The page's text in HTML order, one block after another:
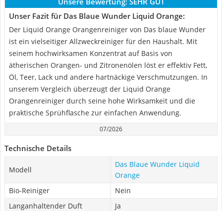
Unser Fazit für Das Blaue Wunder Liquid Orange:
Der Liquid Orange Orangenreiniger von Das blaue Wunder
ist ein vielseitiger Allzweckreiniger für den Haushalt. Mit
seinem hochwirksamen Konzentrat auf Basis von
ätherischen Orangen- und Zitronenölen löst er effektiv Fett,
Öl, Teer, Lack und andere hartnäckige Verschmutzungen. In
unserem Vergleich überzeugt der Liquid Orange
Orangenreiniger durch seine hohe Wirksamkeit und die
praktische Sprühflasche zur einfachen Anwendung.
07/2026
Technische Details
Modell
Das Blaue Wunder Liquid
Orange
Bio-Reiniger
Nein
Langanhaltender Duft
Ja